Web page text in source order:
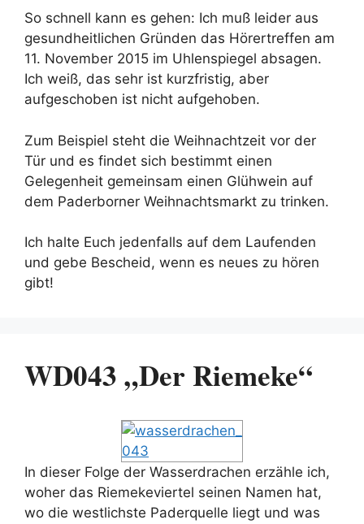
So schnell kann es gehen: Ich muß leider aus
gesundheitlichen Gründen das Hörertreffen am
11. November 2015 im Uhlenspiegel absagen.
Ich weiß, das sehr ist kurzfristig, aber
aufgeschoben ist nicht aufgehoben.
Zum Beispiel steht die Weihnachtzeit vor der
Tür und es findet sich bestimmt einen
Gelegenheit gemeinsam einen Glühwein auf
dem Paderborner Weihnachtsmarkt zu trinken.
Ich halte Euch jedenfalls auf dem Laufenden
und gebe Bescheid, wenn es neues zu hören
gibt!
WD043 „Der Riemeke“
In dieser Folge der Wasserdrachen erzähle ich,
woher das Riemekeviertel seinen Namen hat,
wo die westlichste Paderquelle liegt und was